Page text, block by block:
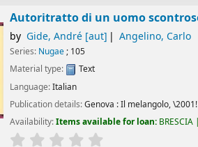
Autoritratto di un uomo
by Gide, André[aut] Angelino, Carlo
Series: Nugae; 105
Material type:
Text
Language:Italian
Publication details:Genova :Il melangolo,\2001!
Availability:Items available for loan:
star rating